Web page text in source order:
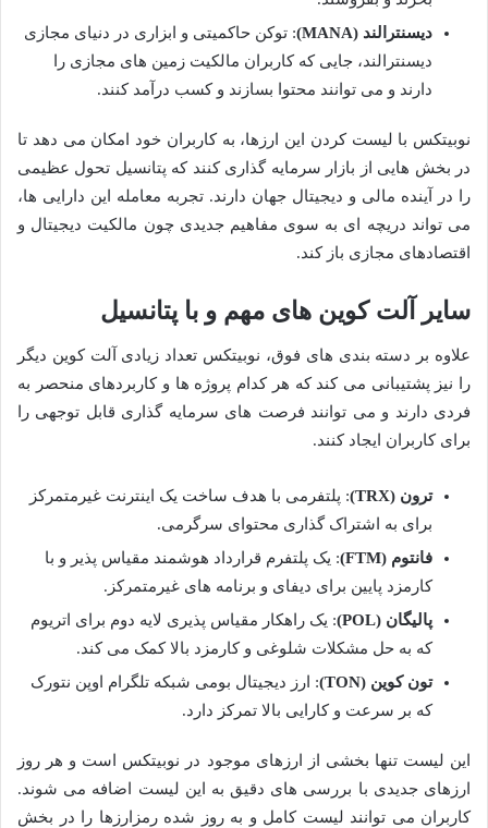
دیسنترالند (MANA)
: توکن حاکمیتی و ابزاری در دنیای مجازی
دیسنترالند، جایی که کاربران مالکیت زمین های مجازی را
دارند و می توانند محتوا بسازند و کسب درآمد کنند.
نوبیتکس با لیست کردن این ارزها، به کاربران خود امکان می دهد تا
در بخش هایی از بازار سرمایه گذاری کنند که پتانسیل تحول عظیمی
را در آینده مالی و دیجیتال جهان دارند. تجربه معامله این دارایی ها،
می تواند دریچه ای به سوی مفاهیم جدیدی چون مالکیت دیجیتال و
اقتصادهای مجازی باز کند.
سایر آلت کوین های مهم و با پتانسیل
علاوه بر دسته بندی های فوق، نوبیتکس تعداد زیادی آلت کوین دیگر
را نیز پشتیبانی می کند که هر کدام پروژه ها و کاربردهای منحصر به
فردی دارند و می توانند فرصت های سرمایه گذاری قابل توجهی را
برای کاربران ایجاد کنند.
ترون (TRX)
: پلتفرمی با هدف ساخت یک اینترنت غیرمتمرکز
برای به اشتراک گذاری محتوای سرگرمی.
فانتوم (FTM)
: یک پلتفرم قرارداد هوشمند مقیاس پذیر و با
کارمزد پایین برای دیفای و برنامه های غیرمتمرکز.
پالیگان (POL)
: یک راهکار مقیاس پذیری لایه دوم برای اتریوم
که به حل مشکلات شلوغی و کارمزد بالا کمک می کند.
تون کوین (TON)
: ارز دیجیتال بومی شبکه تلگرام اوپن نتورک
که بر سرعت و کارایی بالا تمرکز دارد.
این لیست تنها بخشی از ارزهای موجود در نوبیتکس است و هر روز
ارزهای جدیدی با بررسی های دقیق به این لیست اضافه می شوند.
کاربران می توانند لیست کامل و به روز شده رمزارزها را در بخش